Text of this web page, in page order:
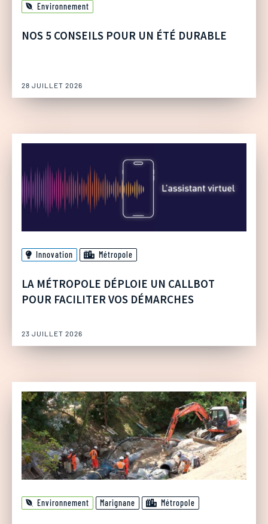
Environnement
NOS 5 CONSEILS POUR UN ÉTÉ DURABLE
28 JUILLET 2026
Innovation Métropole
LA MÉTROPOLE DÉPLOIE UN CALLBOT
POUR FACILITER VOS DÉMARCHES
23 JUILLET 2026
Environnement Marignane Métropole